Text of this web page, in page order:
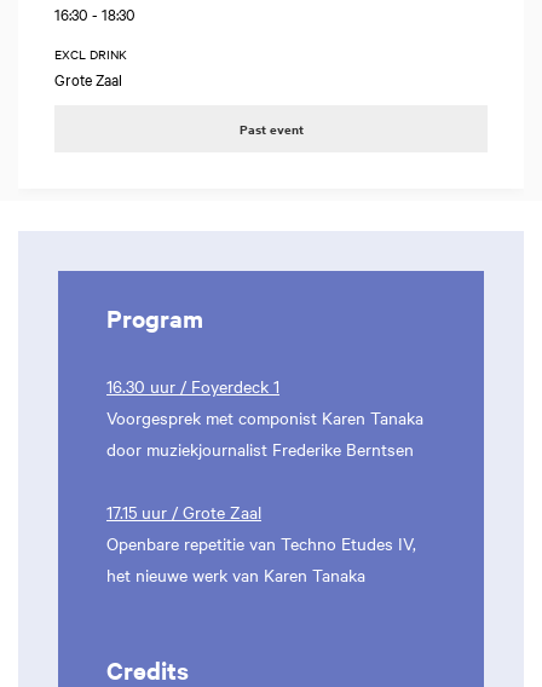
16:30 - 18:30
EXCL DRINK
Grote Zaal
Past event
Program
16.30 uur / Foyerdeck 1
Voorgesprek met componist Karen Tanaka
door muziekjournalist Frederike Berntsen
17.15 uur / Grote Zaal
Openbare repetitie van Techno Etudes IV,
het nieuwe werk van Karen Tanaka
Credits